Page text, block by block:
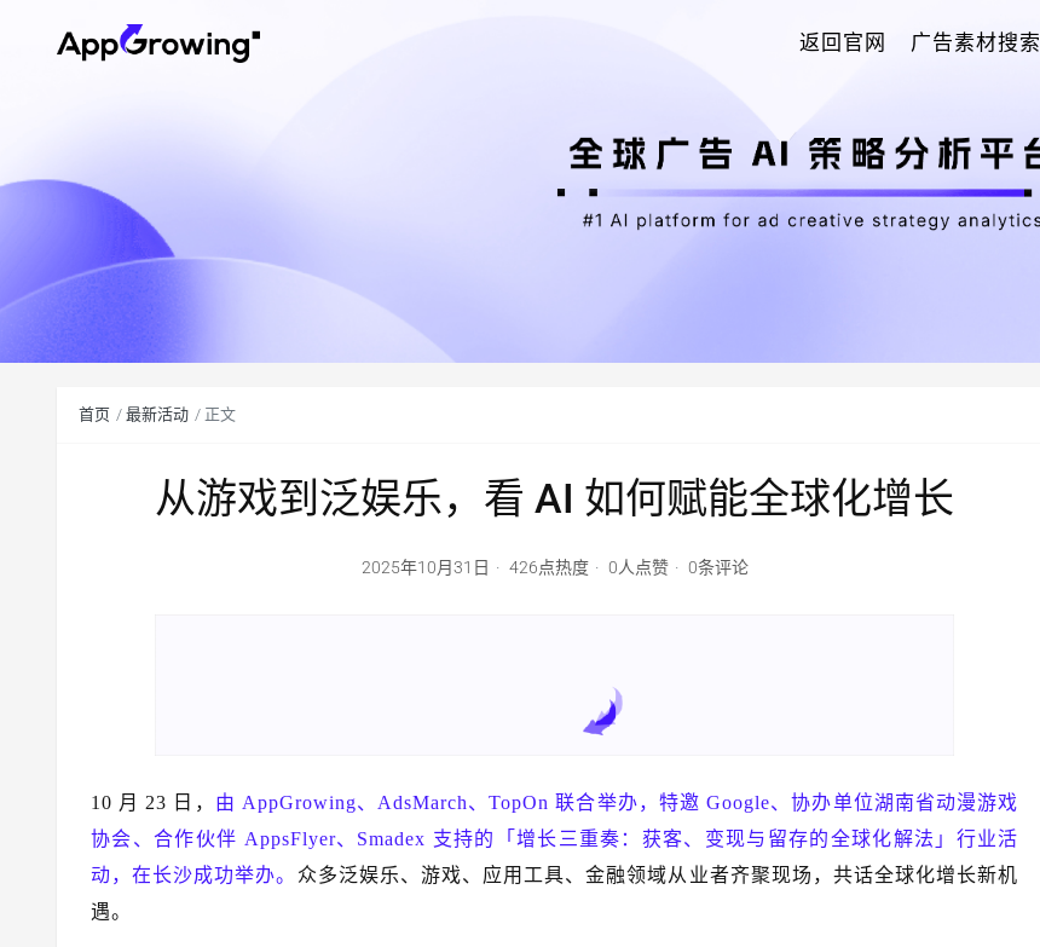
返回官网 广告素材搜索
首页 最新活动 正文
从游戏到泛娱乐，看 AI 如何赋能全球化增长
2025年10月31日 426点热度 0人点赞 0条评论
10 月 23 日， 由 AppGrowing、AdsMarch、TopOn 联合举办，特邀 Google、协办单位湖南省动漫游戏
协会、合作伙伴 AppsFlyer、Smadex 支持的「增长三重奏：获客、变现与留存的全球化解法」行业活
动，在长沙成功举办。 众多泛娱乐、游戏、应用工具、金融领域从业者齐聚现场，共话全球化增长新机
遇。